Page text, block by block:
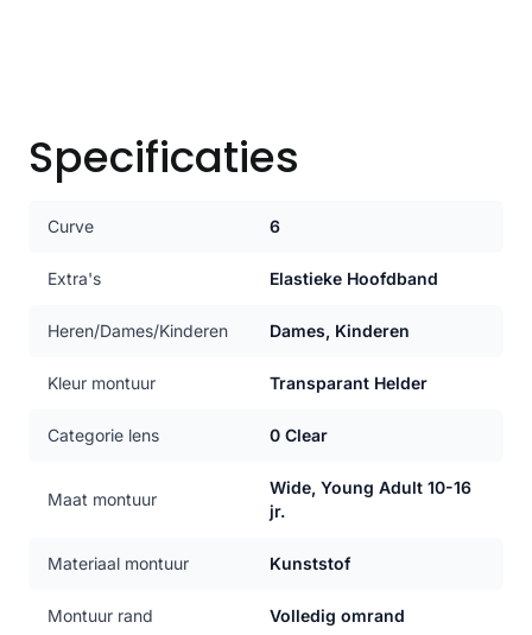
Specificaties
Curve 6
Extra's Elastieke Hoofdband
Heren/Dames/Kinderen Dames, Kinderen
Kleur montuur Transparant Helder
Categorie lens 0 Clear
Maat montuur
Wide, Young Adult 10-16
jr.
Materiaal montuur Kunststof
Montuur rand Volledig omrand